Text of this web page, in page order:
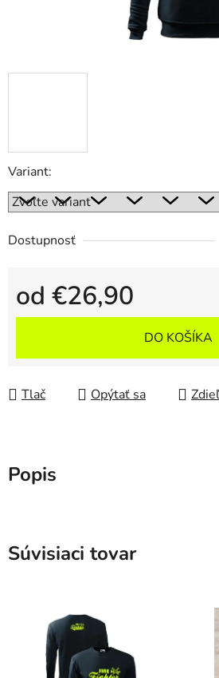
Variant:
Dostupnosť
od €26,90
Jednotková cena:
DO KOŠÍKA
Tlač Opýtať sa
Popis
Súvisiaci tovar